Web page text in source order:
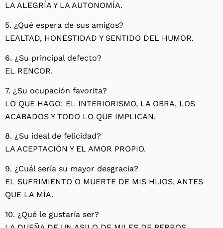
LA ALEGRÍA Y LA AUTONOMÍA.
5. ¿Qué espera de sus amigos?
LEALTAD, HONESTIDAD Y SENTIDO DEL HUMOR.
6. ¿Su principal defecto?
EL RENCOR.
7. ¿Su ocupación favorita?
LO QUE HAGO: EL INTERIORISMO, LA OBRA, LOS
ACABADOS Y TODO LO QUE IMPLICAN.
8. ¿Su ideal de felicidad?
LA ACEPTACIÓN Y EL AMOR PROPIO.
9. ¿Cuál sería su mayor desgracia?
EL SUFRIMIENTO O MUERTE DE MIS HIJOS, ANTES
QUE LA MÍA.
10. ¿Qué le gustaría ser?